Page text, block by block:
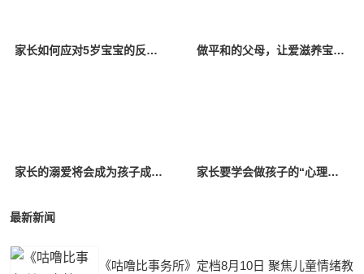
家长如何应对5岁宝宝的反抗行为？这4个小技巧可以了解一下 做平和的父母，让爱滋养宝贝成长
家长的溺爱将会成为孩子成长过程中的枷锁 家长要学会做孩子的“心理医生”
最新新闻
《咕噜比事务所》定档8月10日 聚焦儿童情绪教